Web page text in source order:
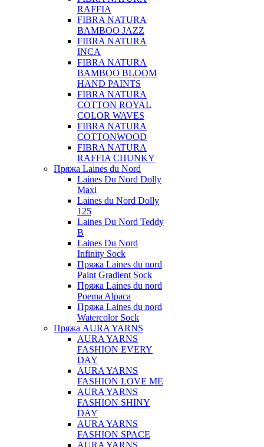
RAFFIA
FIBRA NATURA
BAMBOO JAZZ
FIBRA NATURA
INCA
FIBRA NATURA
BAMBOO BLOOM
HAND PAINTS
FIBRA NATURA
COTTON ROYAL
COLOR WAVES
FIBRA NATURA
COTTONWOOD
FIBRA NATURA
RAFFIA CHUNKY
Пряжа Laines du Nord
Laines Du Nord Dolly
Maxi
Laines du Nord Dolly
125
Laines Du Nord Teddy
B
Laines Du Nord
Infinity Sock
Пряжа Laines du nord
Paint Gradient Sock
Пряжа Laines du nord
Poema Alpaca
Пряжа Laines du nord
Watercolor Sock
Пряжа AURA YARNS
AURA YARNS
FASHION EVERY
DAY
AURA YARNS
FASHION LOVE ME
AURA YARNS
FASHION SHINY
DAY
AURA YARNS
FASHION SPACE
AURA YARNS